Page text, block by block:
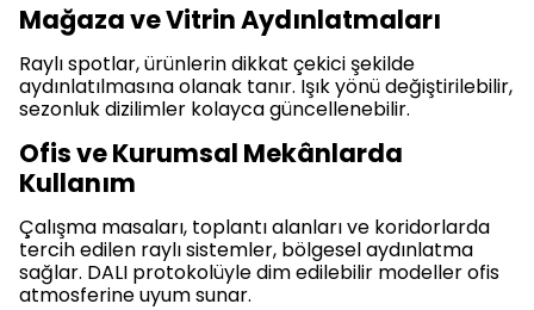
Mağaza ve Vitrin Aydınlatmaları
Raylı spotlar, ürünlerin dikkat çekici şekilde
aydınlatılmasına olanak tanır. Işık yönü değiştirilebilir,
sezonluk dizilimler kolayca güncellenebilir.
Ofis ve Kurumsal Mekânlarda
Kullanım
Çalışma masaları, toplantı alanları ve koridorlarda
tercih edilen raylı sistemler, bölgesel aydınlatma
sağlar. DALI protokolüyle dim edilebilir modeller ofis
atmosferine uyum sunar.